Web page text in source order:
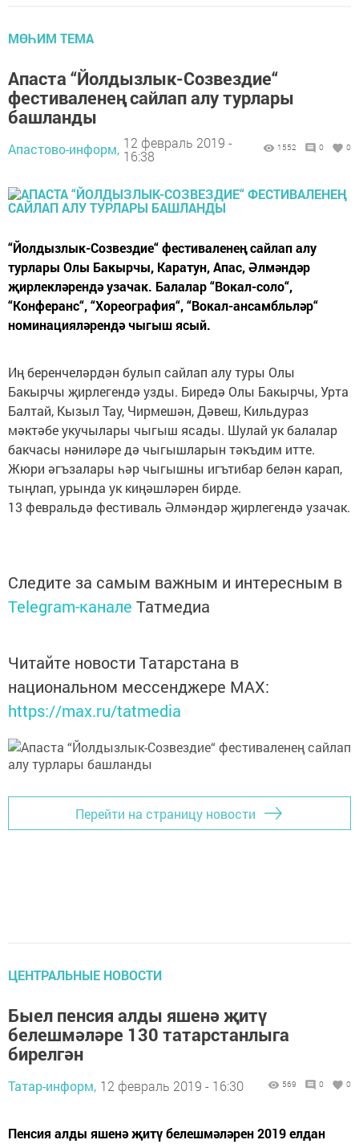
МӨҺИМ ТЕМА
Апаста “Йолдызлык-Созвездие“
фестиваленең сайлап алу турлары
башланды
Апастово-информ, 12 февраль 2019 -
16:38
1552 0 0
“Йолдызлык-Созвездие“ фестиваленең сайлап алу
турлары Олы Бакырчы, Каратун, Апас, Әлмәндәр
җирлекләрендә узачак. Балалар “Вокал-соло“,
“Конферанс“, “Хореография“, “Вокал-ансамбльләр“
номинацияләрендә чыгыш ясый.
Иң беренчеләрдән булып сайлап алу туры Олы
Бакырчы җирлегендә узды. Биредә Олы Бакырчы, Урта
Балтай, Кызыл Тау, Чирмешән, Дәвеш, Кильдураз
мәктәбе укучылары чыгыш ясады. Шулай ук балалар
бакчасы нәниләре дә чыгышларын тәкъдим итте.
Жюри әгъзалары һәр чыгышны игътибар белән карап,
тыңлап, урында ук киңәшләрен бирде.
13 февральдә фестиваль Әлмәндәр җирлегендә узачак.
Следите за самым важным и интересным в
Telegram-канале Татмедиа
Читайте новости Татарстана в
национальном мессенджере MАХ:
https://max.ru/tatmedia
Перейти на страницу новости
ЦЕНТРАЛЬНЫЕ НОВОСТИ
Быел пенсия алды яшенә җитү
белешмәләре 130 татарстанлыга
бирелгән
Татар-информ, 12 февраль 2019 - 16:30 569 0 0
Пенсия алды яшенә җитү белешмәләрен 2019 елдан